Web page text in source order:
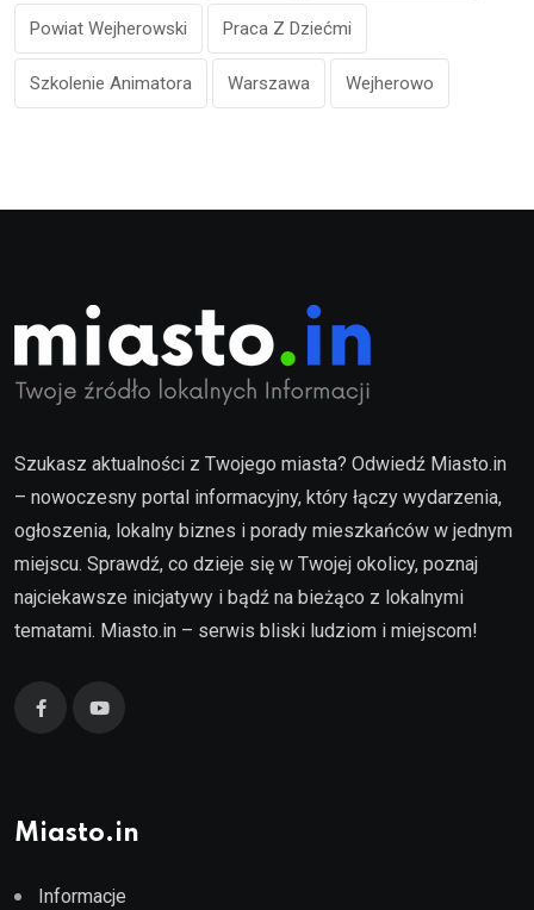
Powiat Wejherowski Praca Z Dziećmi
Szkolenie Animatora Warszawa Wejherowo
Szukasz aktualności z Twojego miasta? Odwiedź Miasto.in
– nowoczesny portal informacyjny, który łączy wydarzenia,
ogłoszenia, lokalny biznes i porady mieszkańców w jednym
miejscu. Sprawdź, co dzieje się w Twojej okolicy, poznaj
najciekawsze inicjatywy i bądź na bieżąco z lokalnymi
tematami. Miasto.in – serwis bliski ludziom i miejscom!
Miasto.in
Informacje